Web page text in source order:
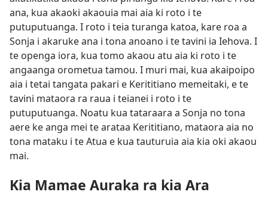
ana, kua akaoki akaouia mai aia ki roto i te
putuputuanga. I roto i teia turanga katoa, kare roa a
Sonja i akaruke ana i tona anoano i te tavini ia Iehova. I
te openga iora, kua tomo akaou atu aia ki roto i te
angaanga orometua tamou. I muri mai, kua akaipoipo
aia i tetai tangata pakari e Kerititiano memeitaki, e te
tavini mataora ra raua i teianei i roto i te
putuputuanga. Noatu kua tataraara a Sonja no tona
aere ke anga mei te arataa Kerititiano, mataora aia no
tona mataku i te Atua e kua tauturuia aia kia oki akaou
mai.
Kia Mamae Auraka ra kia Ara